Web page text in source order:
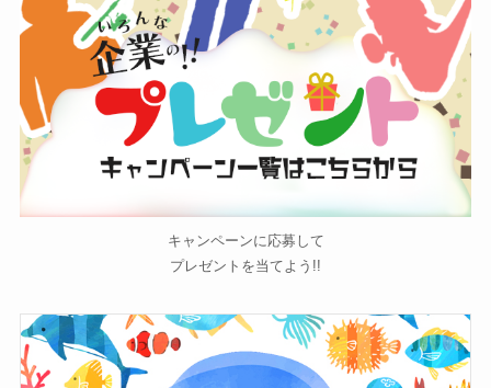
キャンペーンに応募して
プレゼントを当てよう!!